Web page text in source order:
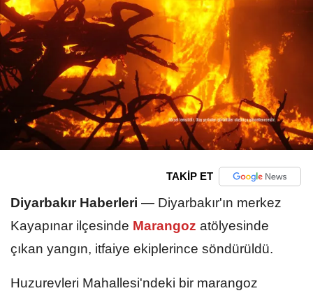
TAKİP ET
Diyarbakır Haberleri — Diyarbakır'ın merkez
Kayapınar ilçesinde Marangoz atölyesinde
çıkan yangın, itfaiye ekiplerince söndürüldü.
Huzurevleri Mahallesi'ndeki bir marangoz